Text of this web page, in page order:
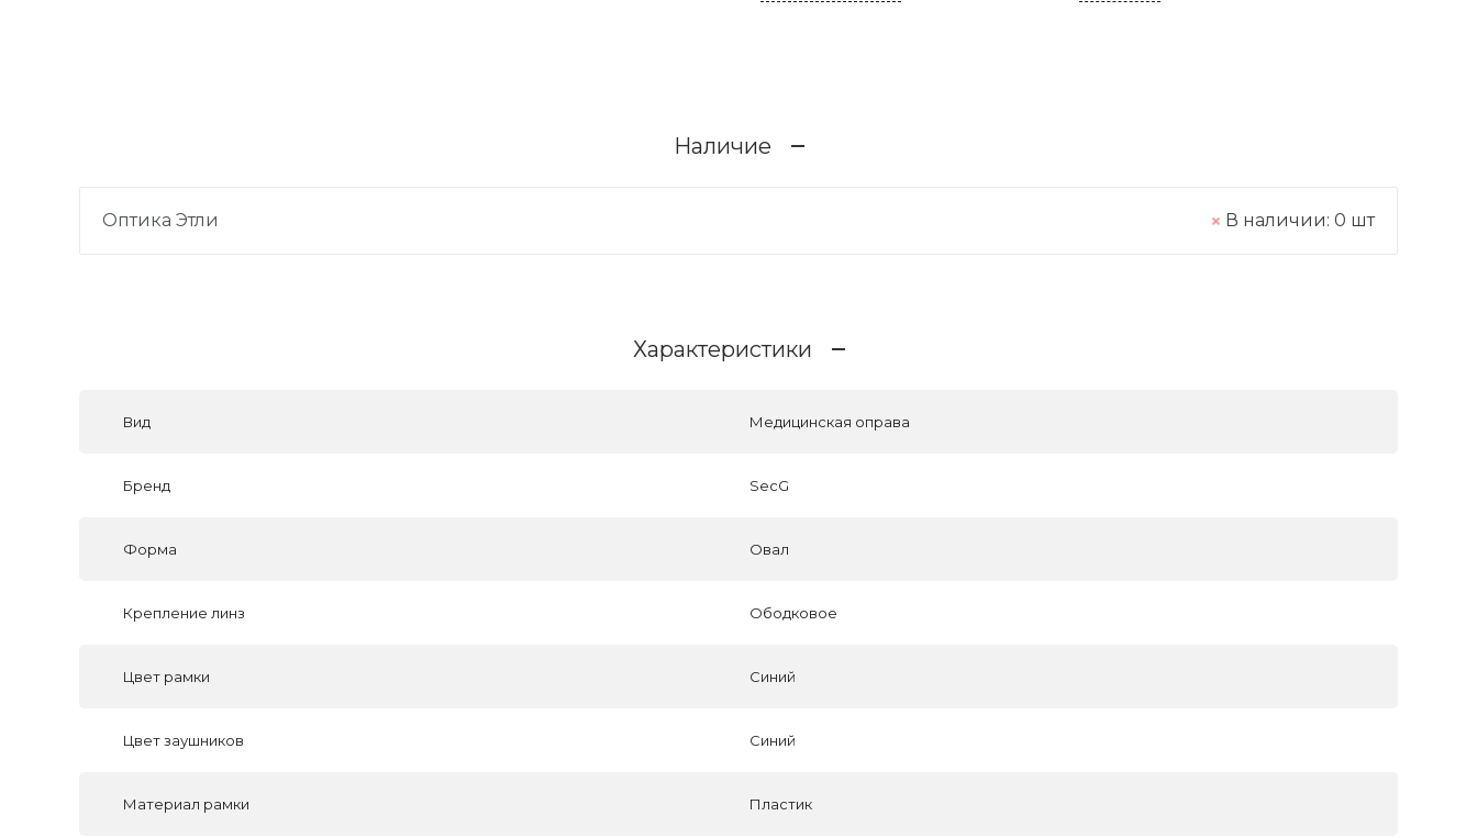
Наличие
Оптика Этли В наличии: 0 шт
Характеристики
Вид Медицинская оправа
Бренд SecG
Форма Овал
Крепление линз Ободковое
Цвет рамки Синий
Цвет заушников Синий
Материал рамки Пластик